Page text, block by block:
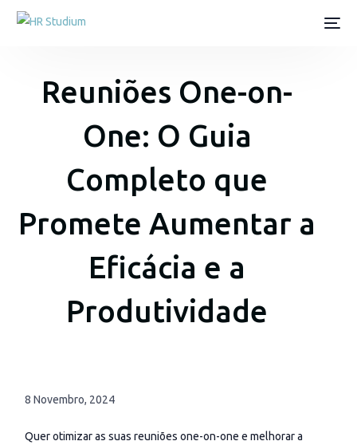
Reuniões One-on-
One: O Guia
Completo que
Promete Aumentar a
Eficácia e a
Produtividade
8 Novembro, 2024
Quer otimizar as suas reuniões one-on-one e melhorar a